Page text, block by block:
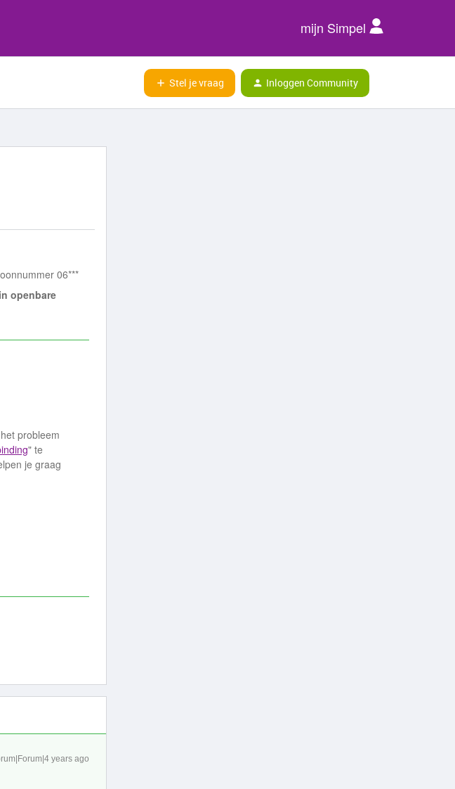
mijn Simpel
Stel je vraag Inloggen Community
06***
openbare
probleem
" te
je graag
years ago